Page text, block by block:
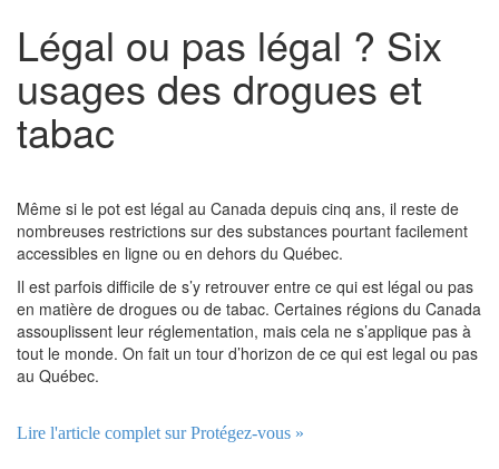
Légal ou pas légal ? Six
usages des drogues et
tabac
Même si le pot est légal au Canada depuis cinq ans, il reste de
nombreuses restrictions sur des substances pourtant facilement
accessibles en ligne ou en dehors du Québec.
Il est parfois difficile de s’y retrouver entre ce qui est légal ou pas
en matière de drogues ou de tabac. Certaines régions du Canada
assouplissent leur réglementation, mais cela ne s’applique pas à
tout le monde. On fait un tour d’horizon de ce qui est legal ou pas
au Québec.
Lire l'article complet sur Protégez-vous »